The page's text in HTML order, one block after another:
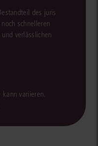
des juris
schnelleren
verlässlichen
variieren.